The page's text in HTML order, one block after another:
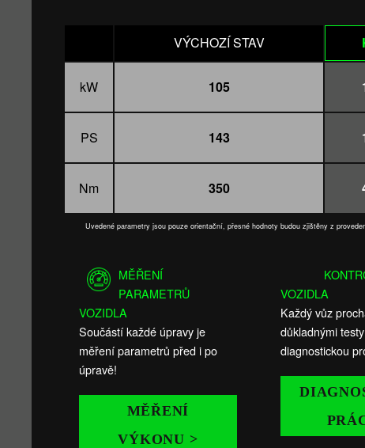
VÝCHOZÍ STAV
kW 105
PS 143
Nm 350
Uvedené parametry jsou pouze orientační, přesné hodnoty budou zjištěny z
MĚŘENÍ
PARAMETRŮ
VOZIDLA
Součástí každé úpravy je
měření parametrů před i po
úpravě!
MĚŘENÍ
VÝKONU >
VOZIDLA
Každý vůz
důkladnými
diagnostickou